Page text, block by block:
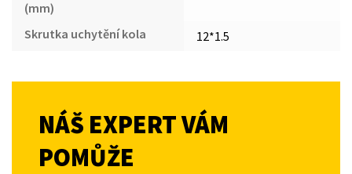
(mm)
Skrutka uchytění kola
12*1.5
NÁŠ EXPERT VÁM
POMŮŽE